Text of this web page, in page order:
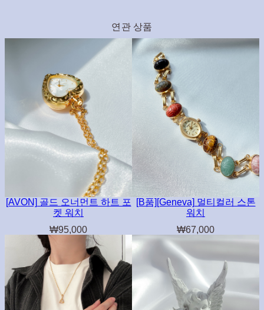
연관 상품
[AVON] 골드 오너먼트 하트 포
켓 워치
₩95,000
[B품][Geneva] 멀티컬러 스톤
워치
₩67,000